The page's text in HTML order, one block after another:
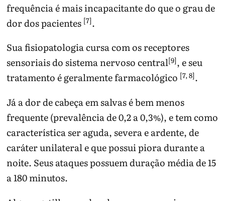
frequência é mais incapacitante do que o grau de
dor dos pacientes [7].
Sua fisiopatologia cursa com os receptores
sensoriais do sistema nervoso central[9], e seu
tratamento é geralmente farmacológico [7, 8].
Já a dor de cabeça em salvas é bem menos
frequente (prevalência de 0,2 a 0,3%), e tem como
característica ser aguda, severa e ardente, de
caráter unilateral e que possui piora durante a
noite. Seus ataques possuem duração média de 15
a 180 minutos.